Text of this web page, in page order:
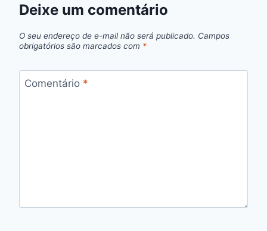
Deixe um comentário
O seu endereço de e-mail não será publicado. Campos
obrigatórios são marcados com *
Comentário *